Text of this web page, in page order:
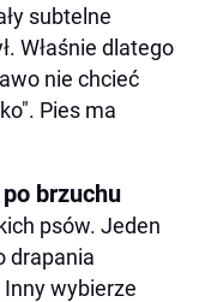
subtelne
Właśnie dlatego
nie chcieć
Pies ma
brzuchu
psów. Jeden
drapania
wybierze